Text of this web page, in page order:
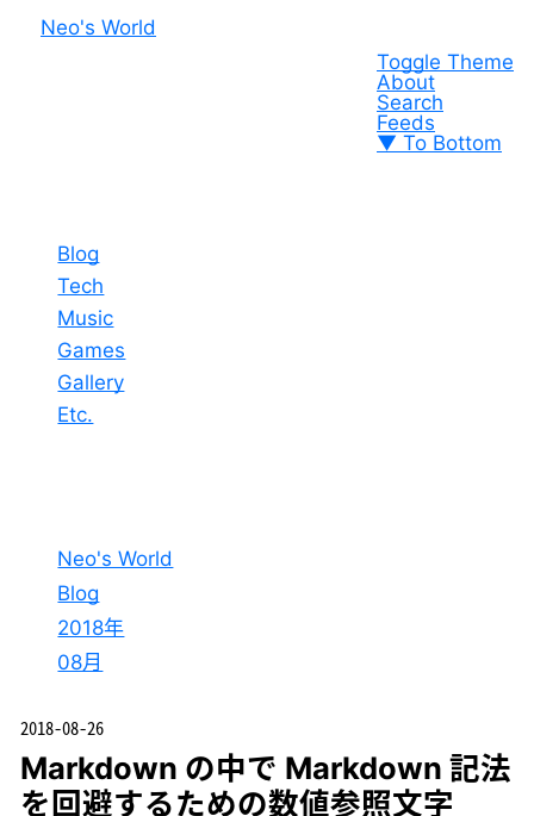
Neo's World
Toggle Theme
About
Search
Feeds
▼ To Bottom
Blog
Tech
Music
Games
Gallery
Etc.
Neo's World
Blog
2018年
08月
2018-08-26
Markdown の中で Markdown 記法
を回避するための数値参照文字